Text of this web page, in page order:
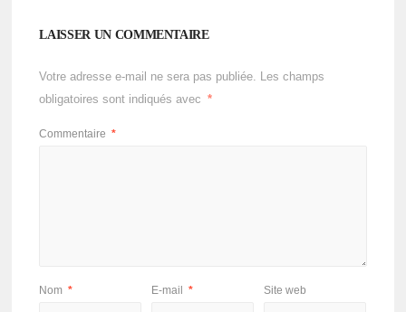
LAISSER UN COMMENTAIRE
Votre adresse e-mail ne sera pas publiée.
Les champs
obligatoires sont indiqués avec
*
Commentaire *
Nom * E-mail * Site web